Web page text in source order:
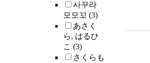
사꾸라
모모꼬 (3)
あさく
ら, はるひ
こ (3)
さくらも